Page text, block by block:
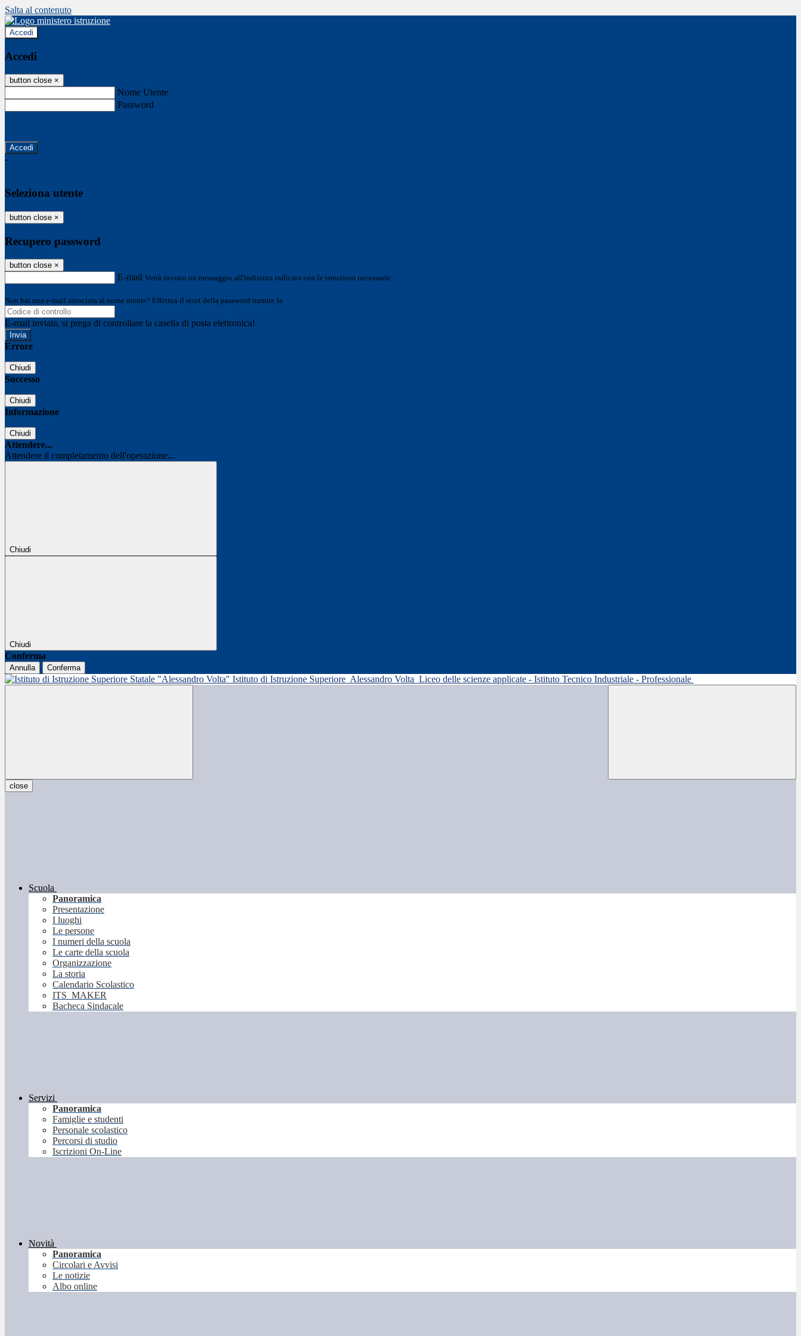
Salta al contenuto
Accedi
Accedi
button close ×
Nome Utente
Password
-
Seleziona utente
button close ×
Recupero password
button close ×
E-mail Verrà inviato un messaggio all'indirizzo indicato con le istruzioni necessarie.
Non hai una e-mail associata al nome utente? Effettua il reset della password tramite la
E-mail inviata, si prega di controllare la casella di posta elettronica!
Errore
Chiudi
Successo
Chiudi
Informazione
Chiudi
Attendere...
Attendere il completamento dell'operazione...
Chiudi
Chiudi
Conferma
Annulla Conferma
Istituto di Istruzione Superiore Alessandro Volta Liceo delle scienze applicate - Istituto Tecnico Industriale - Professionale
close
Scuola
Panoramica
Presentazione
I luoghi
Le persone
I numeri della scuola
Le carte della scuola
Organizzazione
La storia
Calendario Scolastico
ITS_MAKER
Bacheca Sindacale
Servizi
Panoramica
Famiglie e studenti
Personale scolastico
Percorsi di studio
Iscrizioni On-Line
Novità
Panoramica
Circolari e Avvisi
Le notizie
Albo online